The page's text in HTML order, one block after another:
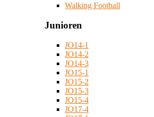
Walking Football
Junioren
JO14-1
JO14-2
JO14-3
JO15-1
JO15-2
JO15-3
JO15-4
JO17-4